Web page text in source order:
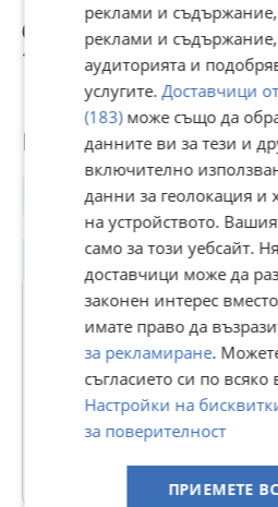
6 €
11,73 лв
11 €
21,51 лв
Потребител
ОЛИМПИК - ЯСЕН
В Bazar.BG от 14
106 Обяви
реклами и
реклами и
аудиторията и
услугите.Доставчици
(183)може също да
данните ви за тези и
включително
данни за геолокация и
на устройството.
само за този уебсайт.
доставчици може да
законен интерес
имате право да
за рекламиране.
съгласието си по всяко
Настройки на
за поверителност
ПРИЕМЕТЕ